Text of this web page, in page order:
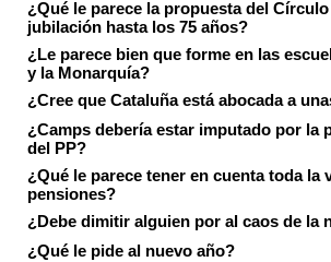
¿Qué le parece la propuesta del
jubilación hasta los 75 años?
¿Le parece bien que forme en las
y la Monarquía?
¿Cree que Cataluña está abocada a
¿Camps debería estar imputado por la
del PP?
¿Qué le parece tener en cuenta toda la
pensiones?
¿Debe dimitir alguien por al caos de la
¿Qué le pide al nuevo año?